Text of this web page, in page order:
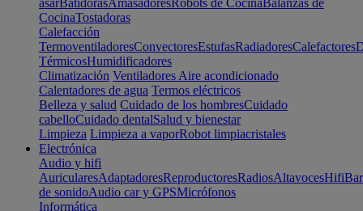
asarBatidorasAmasadoresRobots de CocinaBalanzas de
CocinaTostadoras
Calefacción
TermoventiladoresConvectoresEstufasRadiadoresCalefactores
TérmicosHumidificadores
Climatización Ventiladores Aire acondicionado
Calentadores de agua Termos eléctricos
Belleza y salud Cuidado de los hombresCuidado
cabelloCuidado dentalSalud y bienestar
Limpieza Limpieza a vaporRobot limpiacristales
Electrónica
Audio y hifi
AuricularesAdaptadoresReproductoresRadiosAltavocesHifi
de sonidoAudio car y GPSMicrófonos
Informática